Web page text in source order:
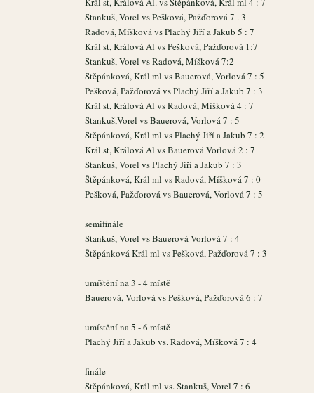
Stankuš, Vorel vs Pešková, Pažďorová 7 . 3
Radová, Míšková vs Plachý Jiří a Jakub 5 : 7
Král st, Králová Al vs Pešková, Pažďorová 1:7
Stankuš, Vorel vs Radová, Míšková 7:2
Štěpánková, Král ml vs Bauerová, Vorlová 7 : 5
Pešková, Pažďorová vs Plachý Jiří a Jakub 7 : 3
Král st, Králová Al vs Radová, Míšková 4 : 7
Stankuš,Vorel vs Bauerová, Vorlová 7 : 5
Štěpánková, Král ml vs Plachý Jiří a Jakub 7 : 2
Král st, Králová Al vs Bauerová Vorlová 2 : 7
Stankuš, Vorel vs Plachý Jiří a Jakub 7 : 3
Štěpánková, Král ml vs Radová, Míšková 7 : 0
Pešková, Pažďorová vs Bauerová, Vorlová 7 : 5
semifinále
Stankuš, Vorel vs Bauerová Vorlová 7 : 4
Štěpánková Král ml vs Pešková, Pažďorová 7 : 3
umíštění na 3 - 4 místě
Bauerová, Vorlová vs Pešková, Pažďorová 6 : 7
umístění na 5 - 6 místě
Plachý Jiří a Jakub vs. Radová, Míšková 7 : 4
finále
Štěpánková, Král ml vs. Stankuš, Vorel 7 : 6